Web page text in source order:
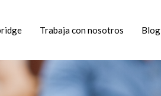
Trabaja con nosotros Blog